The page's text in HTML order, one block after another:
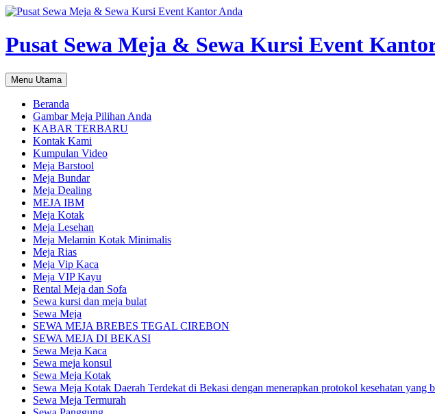
Pusat Sewa Meja & Sewa Kursi Event
Cari
Menu Utama Langsung
ke
isi
Beranda
Gambar Meja Pilihan Anda
KABAR TERBARU
Kontak Kami
Kumpulan Video
Meja Barstool
Meja Bundar
Meja Dealing
MEJA IBM
Meja Kotak
Meja Lesehan
Meja Melamin Kotak Minimalis
Meja Rias
Meja Vip Kaca
Meja VIP Kayu
Rental Meja dan Sofa
Sewa kursi dan meja bulat
Sewa Meja
SEWA MEJA BREBES TEGAL CIREBON
SEWA MEJA DI BEKASI
Sewa Meja Kaca
Sewa meja konsul
Sewa Meja Kotak
Sewa Meja Kotak Daerah Terdekat di Bekasi dengan menerapkan protokol kesehatan yang
Sewa Meja Termurah